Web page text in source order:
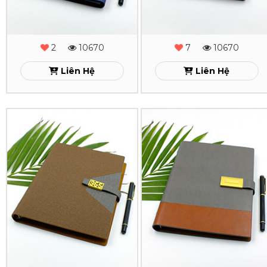
MS
05
Xem
2 10670
Liên Hệ
MS
04
Xem
7 10670
Liên Hệ
Da
Lăn
Sơn
Cạnh
Gấp
Sổ
Da
Lăn
Sơn
Cạnh
Gấp